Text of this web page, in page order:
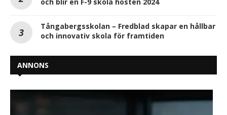
Tångabergsskolan – Fredblad skapar en hållbar
och innovativ skola för framtiden
ANNONS